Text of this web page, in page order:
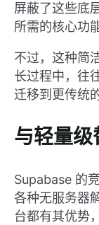
屏蔽了这些底
所需的核心功能
不过，这种简
长过程中，往
迁移到更传统
与轻量
Supabase 的
各种无服务器
台都有其优势